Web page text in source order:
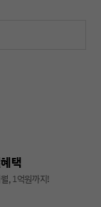
택
, 1억원까지!